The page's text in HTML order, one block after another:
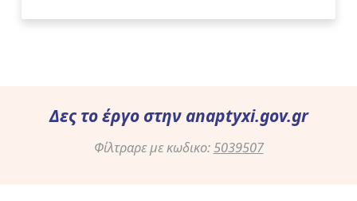
Δες το έργο στην anaptyxi.gov.gr
Φίλτραρε με κωδικο:5039507